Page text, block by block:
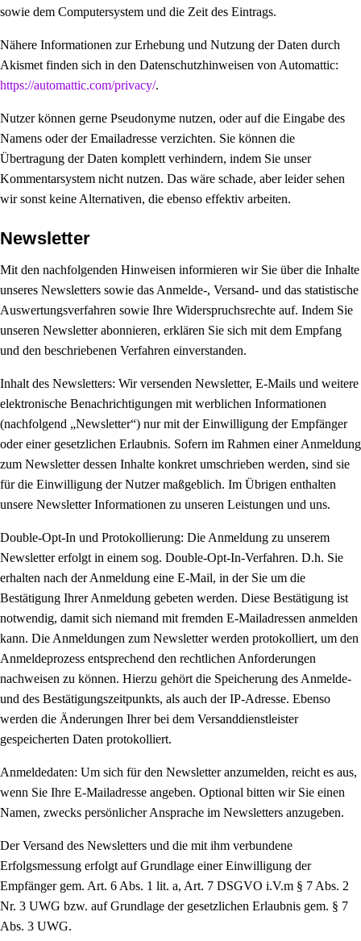
sowie dem Computersystem und die Zeit des Eintrags.
Nähere Informationen zur Erhebung und Nutzung der Daten durch
Akismet finden sich in den Datenschutzhinweisen von Automattic:
https://automattic.com/privacy/.
Nutzer können gerne Pseudonyme nutzen, oder auf die Eingabe des
Namens oder der Emailadresse verzichten. Sie können die
Übertragung der Daten komplett verhindern, indem Sie unser
Kommentarsystem nicht nutzen. Das wäre schade, aber leider sehen
wir sonst keine Alternativen, die ebenso effektiv arbeiten.
Newsletter
Mit den nachfolgenden Hinweisen informieren wir Sie über die Inhalte
unseres Newsletters sowie das Anmelde-, Versand- und das statistische
Auswertungsverfahren sowie Ihre Widerspruchsrechte auf. Indem Sie
unseren Newsletter abonnieren, erklären Sie sich mit dem Empfang
und den beschriebenen Verfahren einverstanden.
Inhalt des Newsletters: Wir versenden Newsletter, E-Mails und weitere
elektronische Benachrichtigungen mit werblichen Informationen
(nachfolgend „Newsletter“) nur mit der Einwilligung der Empfänger
oder einer gesetzlichen Erlaubnis. Sofern im Rahmen einer Anmeldung
zum Newsletter dessen Inhalte konkret umschrieben werden, sind sie
für die Einwilligung der Nutzer maßgeblich. Im Übrigen enthalten
unsere Newsletter Informationen zu unseren Leistungen und uns.
Double-Opt-In und Protokollierung: Die Anmeldung zu unserem
Newsletter erfolgt in einem sog. Double-Opt-In-Verfahren. D.h. Sie
erhalten nach der Anmeldung eine E-Mail, in der Sie um die
Bestätigung Ihrer Anmeldung gebeten werden. Diese Bestätigung ist
notwendig, damit sich niemand mit fremden E-Mailadressen anmelden
kann. Die Anmeldungen zum Newsletter werden protokolliert, um den
Anmeldeprozess entsprechend den rechtlichen Anforderungen
nachweisen zu können. Hierzu gehört die Speicherung des Anmelde-
und des Bestätigungszeitpunkts, als auch der IP-Adresse. Ebenso
werden die Änderungen Ihrer bei dem Versanddienstleister
gespeicherten Daten protokolliert.
Anmeldedaten: Um sich für den Newsletter anzumelden, reicht es aus,
wenn Sie Ihre E-Mailadresse angeben. Optional bitten wir Sie einen
Namen, zwecks persönlicher Ansprache im Newsletters anzugeben.
Der Versand des Newsletters und die mit ihm verbundene
Erfolgsmessung erfolgt auf Grundlage einer Einwilligung der
Empfänger gem. Art. 6 Abs. 1 lit. a, Art. 7 DSGVO i.V.m § 7 Abs. 2
Nr. 3 UWG bzw. auf Grundlage der gesetzlichen Erlaubnis gem. § 7
Abs. 3 UWG.